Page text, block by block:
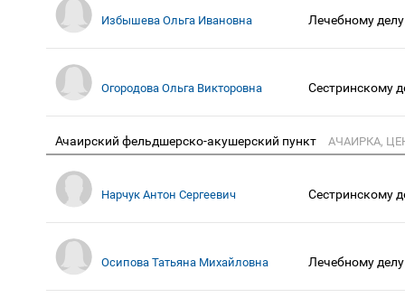
Избышева Ольга Ивановна Лечебному делу
Огородова Ольга Викторовна Сестринскому
Ачаирский фельдшерско-акушерский пункт АЧАИРКА,
Нарчук Антон Сергеевич Сестринскому
Осипова Татьяна Михайловна Лечебному делу